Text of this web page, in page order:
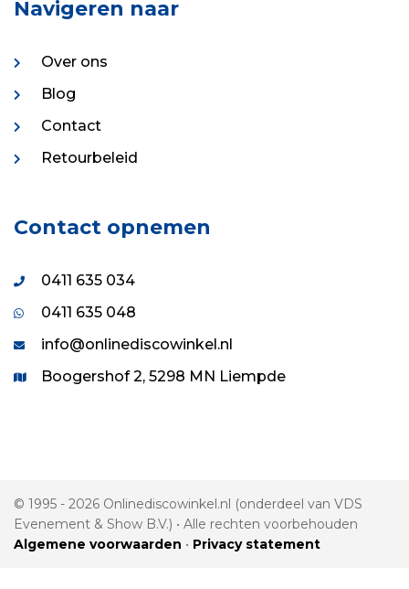
Navigeren naar
Over ons
Blog
Contact
Retourbeleid
Contact opnemen
0411 635 034
0411 635 048
info@onlinediscowinkel.nl
Boogershof 2, 5298 MN Liempde
© 1995 - 2026 Onlinediscowinkel.nl (onderdeel van VDS
Evenement & Show B.V.) • Alle rechten voorbehouden
Algemene voorwaarden • Privacy statement